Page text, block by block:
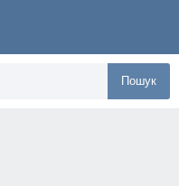
Пошук